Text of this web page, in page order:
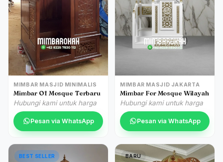
MIMBAR MASJID MINIMALIS
Mimbar Of Mosque Terbaru
Hubungi kami untuk harga
Pesan via WhatsApp
MIMBAR MASJID JAKARTA
Mimbar For Mosque Wilayah
Hubungi kami untuk harga
Pesan via WhatsApp
BEST SELLER BARU